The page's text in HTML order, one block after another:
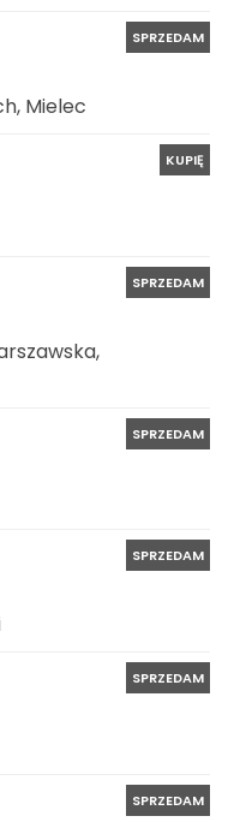
SPRZEDAM
Mielec
KUPIĘ
SPRZEDAM
SPRZEDAM
SPRZEDAM
SPRZEDAM
SPRZEDAM